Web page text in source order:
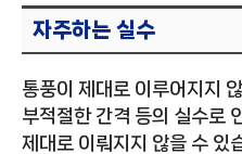
자주하는 실수
통풍이 제대로 이루어지지
부적절한 간격 등의 실수로
제대로 이뤄지지 않을 수 있